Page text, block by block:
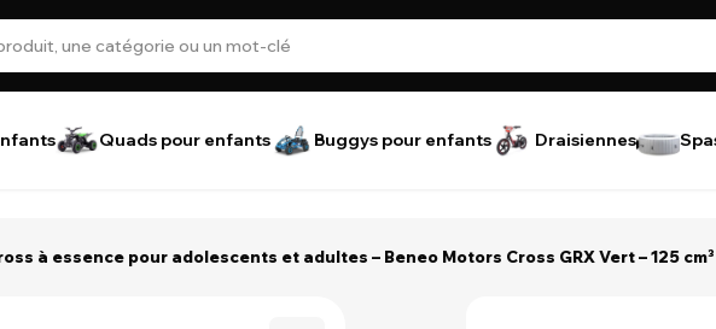
Quads pour enfants Buggys pour enfants Draisiennes
à essence pour adolescents et adultes – Beneo Motors Cross GRX Vert – 125 cm³